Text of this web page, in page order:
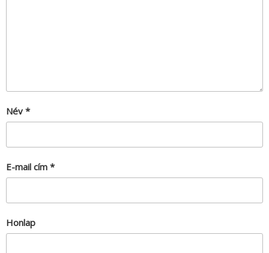
Név *
E-mail cím *
Honlap